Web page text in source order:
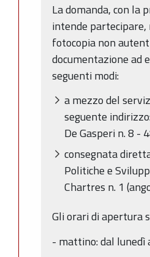
La domanda, con la
intende
fotocopia non
documentazione ad
seguenti modi:
a mezzo del
seguente
De Gasperi n. 8 -
consegnata
Politiche e
Chartres n. 1
Gli orari di apertura
- mattino: dal lunedì